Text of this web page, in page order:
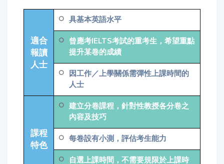
篩選結果
適合
報讀
人士
具基本英語水平
曾應考IELTS考試的重考生，希望重點
提升某卷的成績
因工作／上學關係需彈性上課時間的
人士
課程
特色
建立分卷課程，針對性教授各分卷之
內容及技巧
每卷設有小測，評估考生能力
自選上課時間，不需要規限於上課時